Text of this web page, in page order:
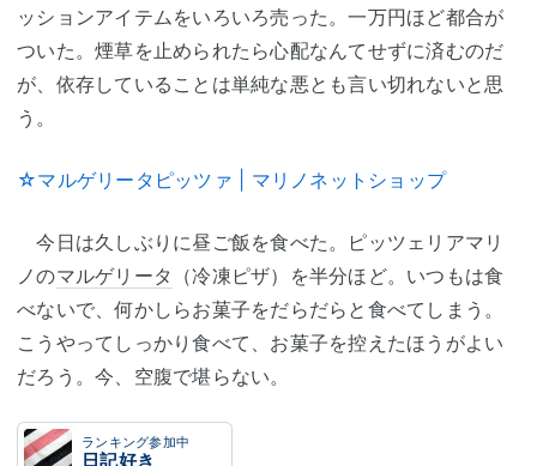
ッションアイテムをいろいろ売った。一万円ほど都合が
ついた。煙草を止められたら心配なんてせずに済むのだ
が、依存していることは単純な悪とも言い切れないと思
う。
☆マルゲリータピッツァ | マリノネットショップ
今日は久しぶりに昼ご飯を食べた。ピッツェリアマリ
ノのマルゲリータ
（冷凍ピザ）を半分ほど。いつもは食
べないで、何かしらお菓子をだらだらと食べてしまう。
こうやってしっかり食べて、お菓子を控えたほうがよい
だろう。今、空腹で堪らない。
ランキング参加中
日記好き